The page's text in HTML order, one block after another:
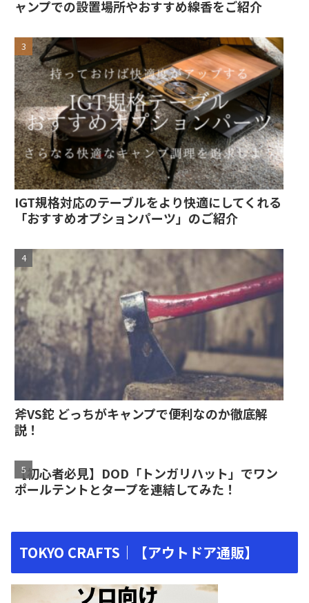
ャンプでの設置場所やおすすめ線香をご紹介
IGT規格対応のテーブルをより快適にしてくれる
「おすすめオプションパーツ」のご紹介
斧VS鉈 どっちがキャンプで便利なのか徹底解
説！
【初心者必見】DOD「トンガリハット」でワン
ポールテントとタープを連結してみた！
TOKYO CRAFTS｜【アウトドア通販】